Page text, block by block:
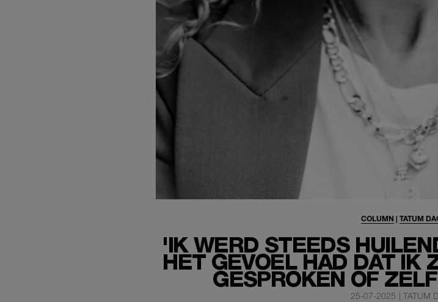
'IK WERD STEEDS
HET GEVOEL HAD DAT IK
GESPROKEN OF
COLUMN | TATUM
25-07-2025 | TATUM